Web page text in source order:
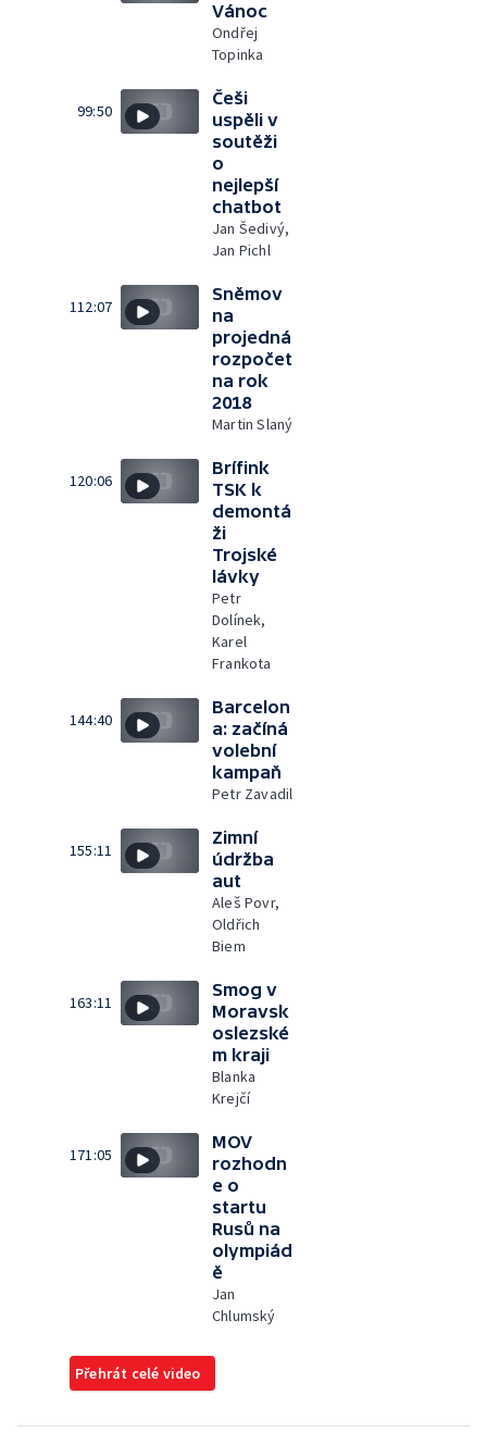
Vánoc
Ondřej
Topinka
99:50
Češi
uspěli v
soutěži
o
nejlepší
chatbot
Jan Šedivý,
Jan Pichl
112:07
Sněmov
na
projedná
rozpočet
na rok
2018
Martin Slaný
120:06
Brífink
TSK k
demontá
ži
Trojské
lávky
Petr
Dolínek,
Karel
Frankota
144:40
Barcelon
a: začíná
volební
kampaň
Petr Zavadil
155:11
Zimní
údržba
aut
Aleš Povr,
Oldřich
Biem
163:11
Smog v
Moravsk
oslezské
m kraji
Blanka
Krejčí
171:05
MOV
rozhodn
e o
startu
Rusů na
olympiád
ě
Jan
Chlumský
Přehrát celé video